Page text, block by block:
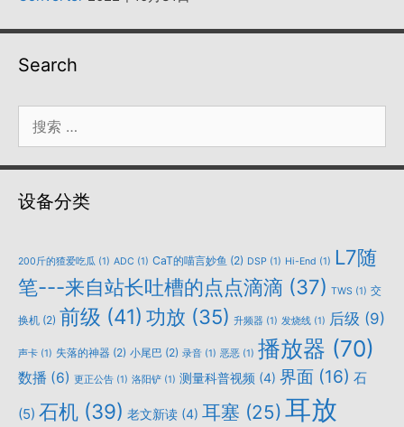
Search
索：
设备分类
200斤的猹爱吃瓜 (1) ADC (1) CaT的喵言妙鱼 (2) DSP (1) Hi-End (1) L7随
笔---来自站长吐槽的点点滴滴 (37) TWS (1) 交
换机 (2) 前级 (41) 功放 (35) 升频器 (1) 发烧线 (1) 后级 (9)
声卡 (1) 失落的神器 (2) 小尾巴 (2) 录音 (1) 恶恶 (1) 播放器 (70)
数播 (6) 更正公告 (1) 洛阳铲 (1) 测量科普视频 (4) 界面 (16) 石
(5) 石机 (39) 老文新读 (4) 耳塞 (25) 耳放